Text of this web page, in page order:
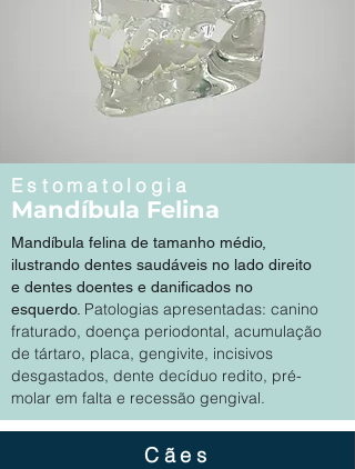
Estomatologia
Mandíbula Felina
Mandíbula felina de tamanho médio,
ilustrando dentes saudáveis no lado direito
e dentes doentes e danificados no
esquerdo. Patologias apresentadas: canino
fraturado, doença periodontal, acumulação
de tártaro, placa, gengivite, incisivos
desgastados, dente decíduo redito, pré-
molar em falta e recessão gengival.
Cães